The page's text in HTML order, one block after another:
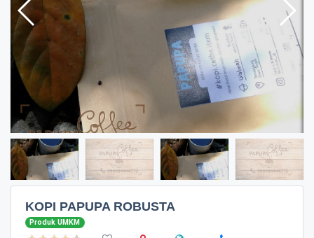
KOPI PAPUPA ROBUSTA
Produk UMKM